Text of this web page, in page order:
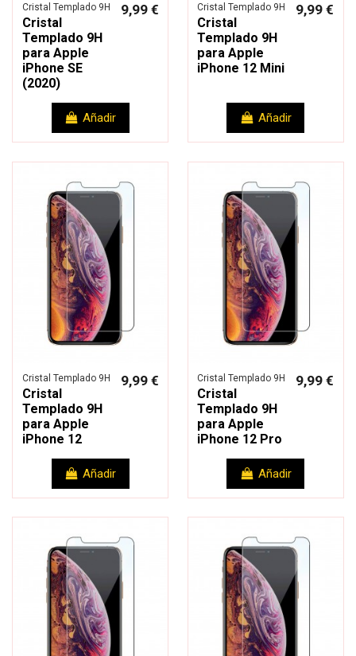
Cristal Templado 9H
Cristal
Templado 9H
para Apple
iPhone SE
(2020)
9,99 €
Añadir
Cristal Templado 9H
Cristal
Templado 9H
para Apple
iPhone 12 Mini
9,99 €
Añadir
Cristal Templado 9H
Cristal
Templado 9H
para Apple
iPhone 12
9,99 €
Añadir
Cristal Templado 9H
Cristal
Templado 9H
para Apple
iPhone 12 Pro
9,99 €
Añadir